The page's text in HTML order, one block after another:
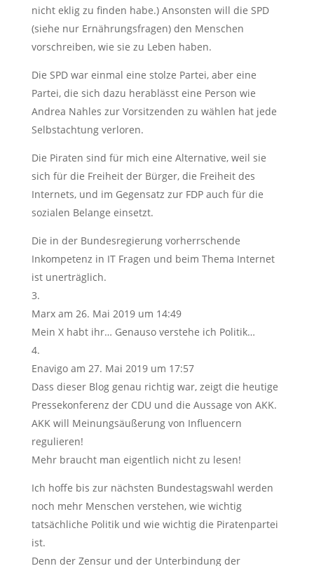
nicht eklig zu finden habe.) Ansonsten will die SPD
(siehe nur Ernährungsfragen) den Menschen
vorschreiben, wie sie zu Leben haben.
Die SPD war einmal eine stolze Partei, aber eine
Partei, die sich dazu herablässt eine Person wie
Andrea Nahles zur Vorsitzenden zu wählen hat jede
Selbstachtung verloren.
Die Piraten sind für mich eine Alternative, weil sie
sich für die Freiheit der Bürger, die Freiheit des
Internets, und im Gegensatz zur FDP auch für die
sozialen Belange einsetzt.
Die in der Bundesregierung vorherrschende
Inkompetenz in IT Fragen und beim Thema Internet
ist unerträglich.
Marx am 26. Mai 2019 um 14:49
Mein X habt ihr… Genauso verstehe ich Politik…
Enavigo am 27. Mai 2019 um 17:57
Dass dieser Blog genau richtig war, zeigt die heutige
Pressekonferenz der CDU und die Aussage von AKK.
AKK will Meinungsäußerung von Influencern
regulieren!
Mehr braucht man eigentlich nicht zu lesen!
Ich hoffe bis zur nächsten Bundestagswahl werden
noch mehr Menschen verstehen, wie wichtig
tatsächliche Politik und wie wichtig die Piratenpartei
ist.
Denn der Zensur und der Unterbindung der